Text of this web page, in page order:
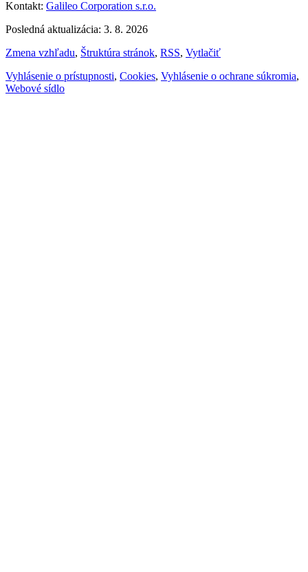
Kontakt: Galileo Corporation s.r.o.
Posledná aktualizácia: 3. 8. 2026
Zmena vzhľadu, Štruktúra stránok, RSS, Vytlačiť
Vyhlásenie o prístupnosti, Cookies, Vyhlásenie o ochrane súkromia,
Webové sídlo